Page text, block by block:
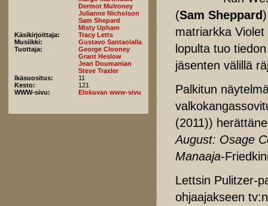
Dermot Mulroney
Julianne Nicholson
Sam Shepard
Misty Upham
Käsikirjoittaja:
Tracy Letts
Musiikki:
Gustavo Santaolalla
Tuottaja:
George Clooney
Grant Heslow
Jean Doumanian
Steve Traxler
Ikäsuositus:
11
Kesto:
121
WWW-sivu:
Elokuvan www-sivu
(Sam Sheppard
matriarkka Violet
lopulta tuo
jäsenten välillä
Palkitun
(2011))
August: Osage
Manaaja-
Lettsin Pulitzer-
ohjaajakseen